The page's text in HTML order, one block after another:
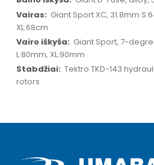
Giant Sport XC, 31.8mm
XL:68cm
Giant Sport, 7-
L:80mm, XL:90mm
Tektro TKD-143
rotors